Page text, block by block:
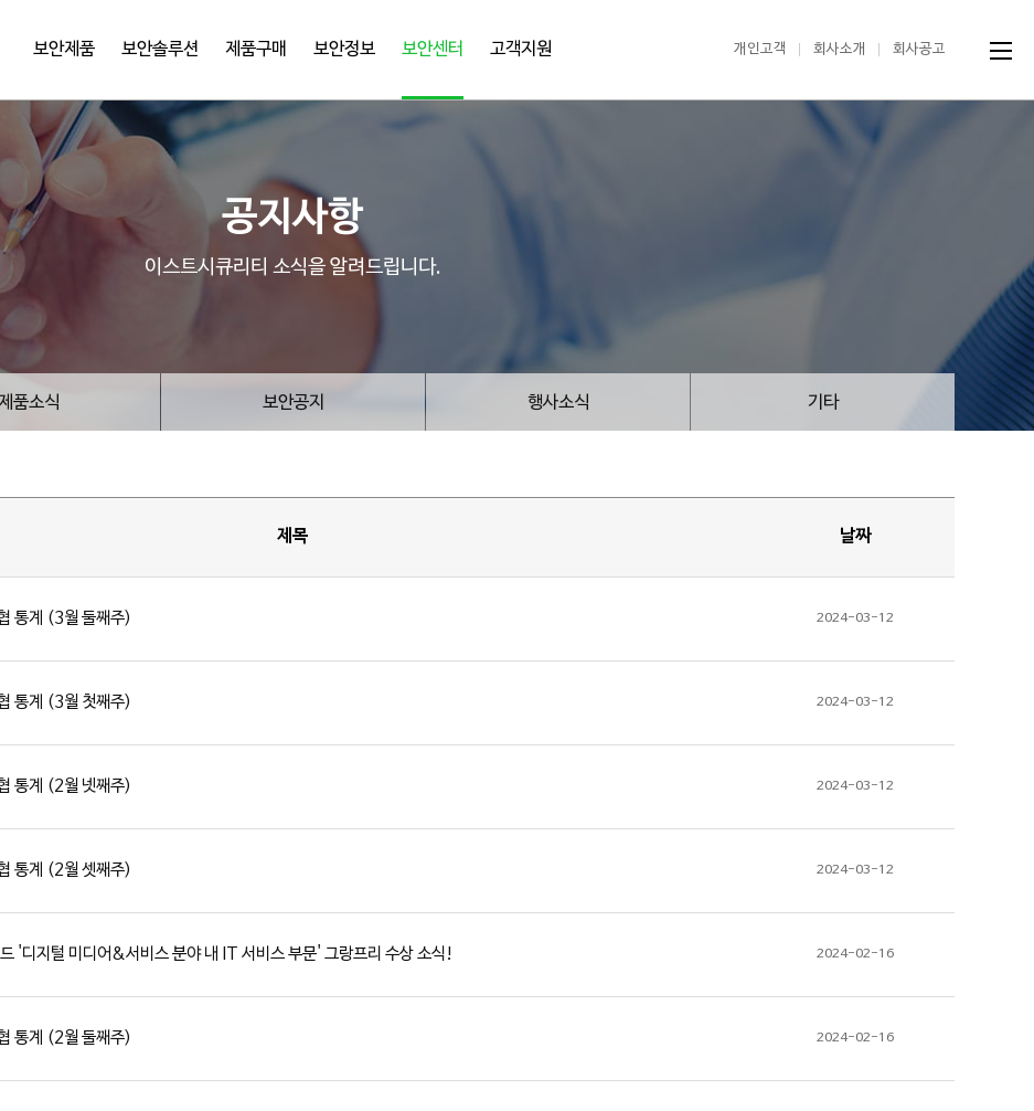
보안제품 보안솔루션 제품구매 보안정보 보안센터 고객지원 개인고객 회사소개 회사공고
공지사항
이스트시큐리티 소식을 알려드립니다.
제품소식 보안공지 행사소식 기타
제목 날짜
통계 (3월 둘째주) 2024-03-12
통계 (3월 첫째주) 2024-03-12
통계 (2월 넷째주) 2024-03-12
통계 (2월 셋째주) 2024-03-12
'디지털 미디어&서비스 분야 내 IT 서비스 부문' 그랑프리 수상 소식! 2024-02-16
통계 (2월 둘째주) 2024-02-16